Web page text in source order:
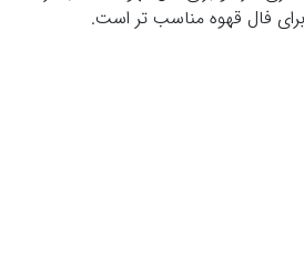
فال قهوه مناسب تر است.